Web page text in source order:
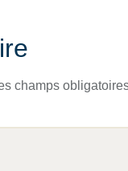
champs